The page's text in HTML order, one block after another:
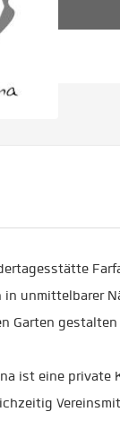
unmittelbarer
Garten
ist eine private